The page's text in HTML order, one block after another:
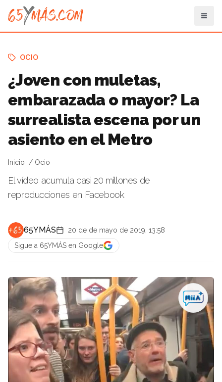
OCIO
¿Joven con muletas,
embarazada o mayor? La
surrealista escena por un
asiento en el Metro
Inicio Ocio
El vídeo acumula casi 20 millones de
reproducciones en Facebook
65YMÁS
20 de de mayo de 2019, 13:58
Sigue a 65YMÁS en Google